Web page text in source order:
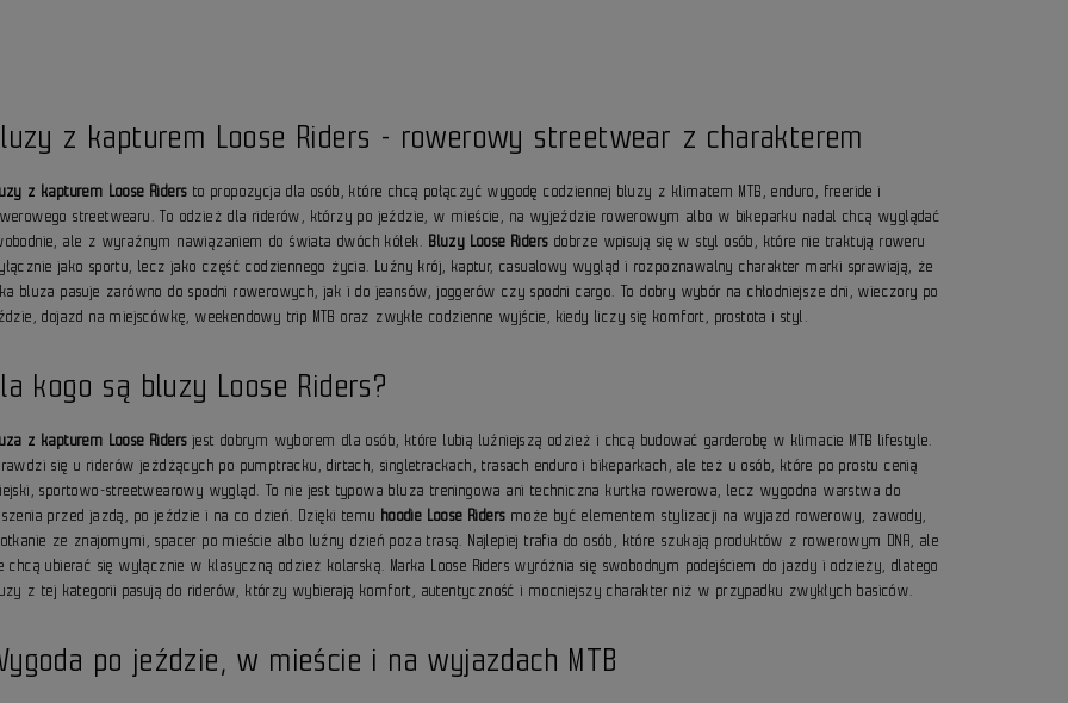
z kapturem Loose Riders - rowerowy streetwear z charakterem
z kapturem Loose Riders to propozycja dla osób, które chcą połączyć wygodę codziennej bluzy z klimatem MTB, enduro, freeride i
streetwearu. To odzież dla riderów, którzy po jeździe, w mieście, na wyjeździe rowerowym albo w bikeparku nadal chcą wyglądać
ale z wyraźnym nawiązaniem do świata dwóch kółek.Bluzy Loose Riders dobrze wpisują się w styl osób, które nie traktują roweru
jako sportu, lecz jako część codziennego życia. Luźny krój, kaptur, casualowy wygląd i rozpoznawalny charakter marki sprawiają, że
bluza pasuje zarówno do spodni rowerowych, jak i do jeansów, joggerów czy spodni cargo. To dobry wybór na chłodniejsze dni, wieczory po
dojazd na miejscówkę, weekendowy trip MTB oraz zwykłe codzienne wyjście, kiedy liczy się komfort, prostota i styl.
kogo są bluzy Loose Riders?
z kapturem Loose Riders jest dobrym wyborem dla osób, które lubią luźniejszą odzież i chcą budować garderobę w klimacie MTB lifestyle.
się u riderów jeżdżących po pumptracku, dirtach, singletrackach, trasach enduro i bikeparkach, ale też u osób, które po prostu cenią
sportowo-streetwearowy wygląd. To nie jest typowa bluza treningowa ani techniczna kurtka rowerowa, lecz wygodna warstwa do
przed jazdą, po jeździe i na co dzień. Dzięki temu hoodie Loose Riders może być elementem stylizacji na wyjazd rowerowy, zawody,
ze znajomymi, spacer po mieście albo luźny dzień poza trasą. Najlepiej trafia do osób, które szukają produktów z rowerowym DNA, ale
chcą ubierać się wyłącznie w klasyczną odzież kolarską. Marka Loose Riders wyróżnia się swobodnym podejściem do jazdy i odzieży, dlatego
z tej kategorii pasują do riderów, którzy wybierają komfort, autentyczność i mocniejszy charakter niż w przypadku zwykłych basiców.
po jeździe, w mieście i na wyjazdach MTB